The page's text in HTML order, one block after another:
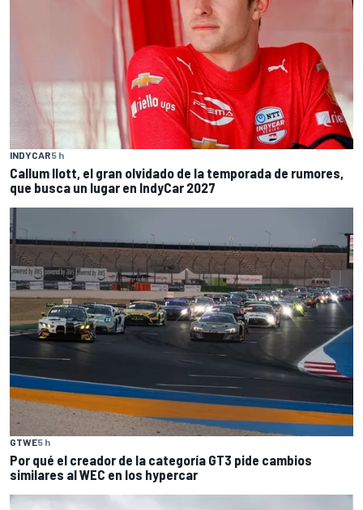
INDYCAR5 h
Callum Ilott, el gran olvidado de la temporada de rumores,
que busca un lugar en IndyCar 2027
GTWE5 h
Por qué el creador de la categoría GT3 pide cambios
similares al WEC en los hypercar